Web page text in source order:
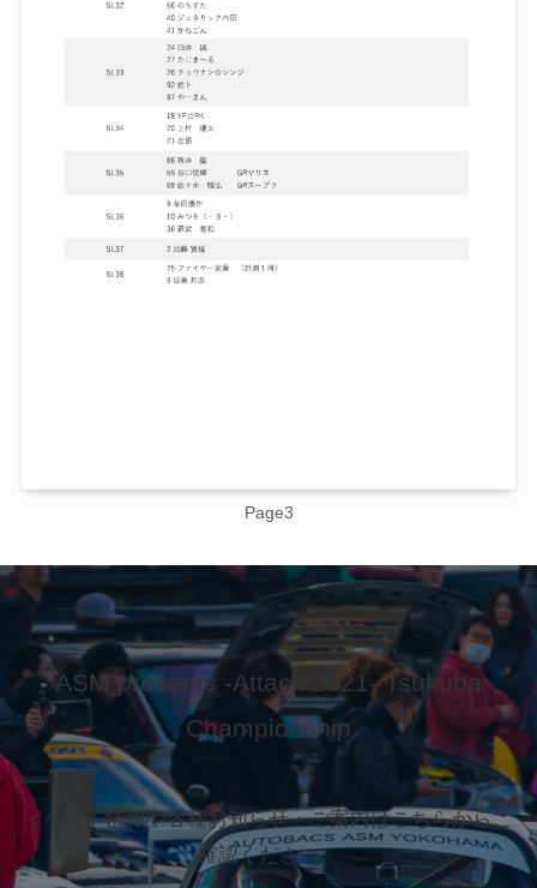
Page3
ASM presents -Attack 2021- Tsukuba
Championship
イベント情報や各種お知らせ・ご案内はこちらからご
確認ください。